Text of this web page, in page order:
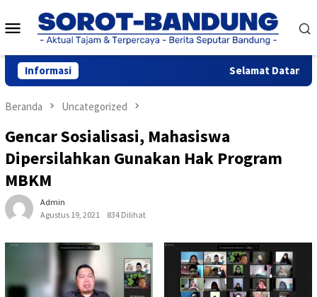
ke
konten
Menu
Mobile
Informasi Selamat Datang
Beranda Uncategorized
Gencar Sosialisasi, Mahasiswa
Dipersilahkan Gunakan Hak Program
MBKM
Admin
Agustus 19, 2021
834 Dilihat